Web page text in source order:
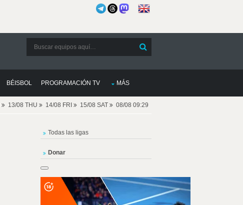
BÉISBOL PROGRAMACIÓN TV MÁS
13/08 THU 14/08 FRI 15/08 SAT 08/08 09:29
Todas las ligas
Donar